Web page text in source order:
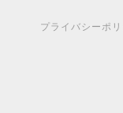
プライバシーポ